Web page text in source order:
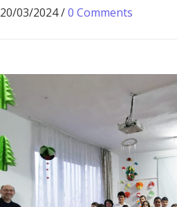
20/03/2024/0 Comments